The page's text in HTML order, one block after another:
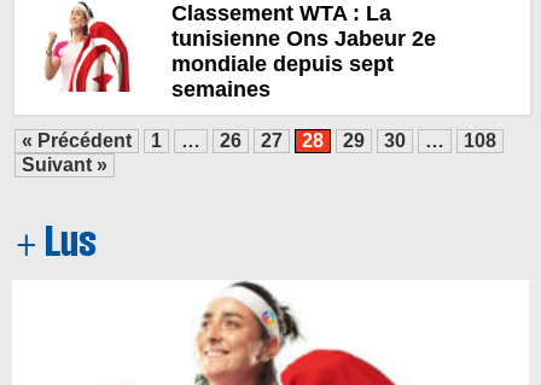
Classement WTA : La
tunisienne Ons Jabeur 2e
mondiale depuis sept
semaines
« Précédent 1 … 26 27 28 29 30 …
108
Suivant »